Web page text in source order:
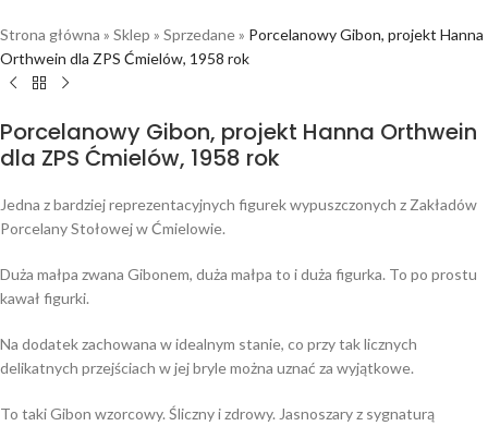
Strona główna » Sklep » Sprzedane» Porcelanowy Gibon, projekt Hanna
Orthwein dla ZPS Ćmielów, 1958 rok
Porcelanowy Gibon, projekt Hanna Orthwein
dla ZPS Ćmielów, 1958 rok
Jedna z bardziej reprezentacyjnych figurek wypuszczonych z Zakładów
Porcelany Stołowej w Ćmielowie.
Duża małpa zwana Gibonem, duża małpa to i duża figurka. To po prostu
kawał figurki.
Na dodatek zachowana w idealnym stanie, co przy tak licznych
delikatnych przejściach w jej bryle można uznać za wyjątkowe.
To taki Gibon wzorcowy. Śliczny i zdrowy. Jasnoszary z sygnaturą